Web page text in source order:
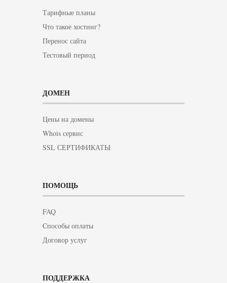
Тарифные планы
Что такое хостинг?
Перенос сайта
Тестовый период
ДОМЕН
Цены на домены
Whois сервис
SSL СЕРТИФИКАТЫ
ПОМОЩЬ
FAQ
Cпособы оплаты
Договор услуг
ПОДДЕРЖКА